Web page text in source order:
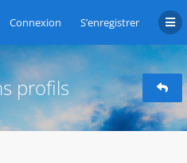
Connexion S’enregistrer
profils